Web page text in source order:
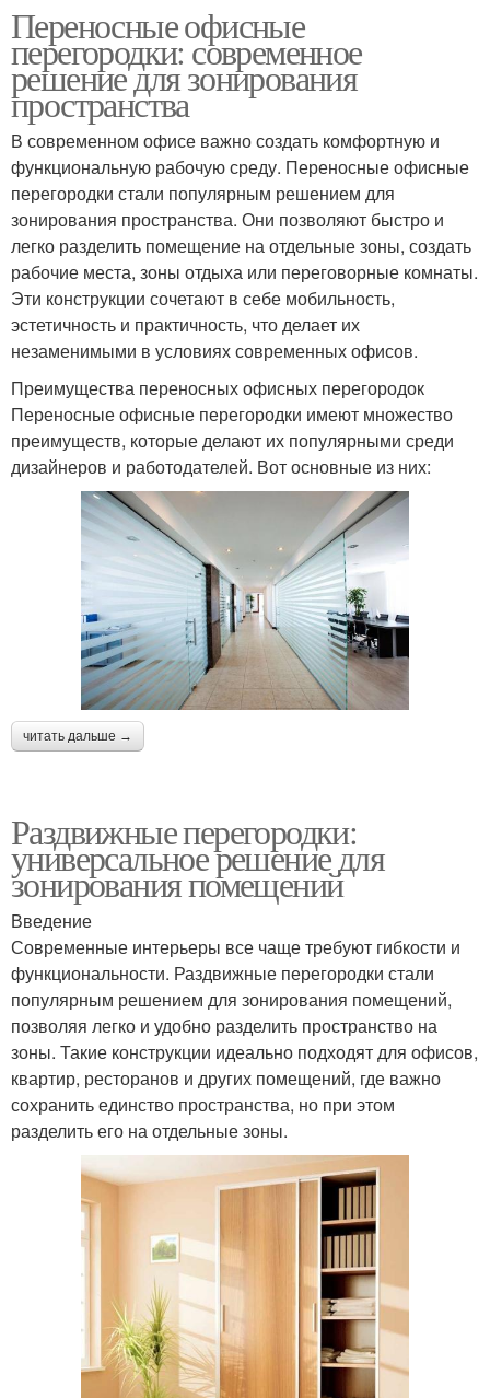
Переносные офисные
перегородки: современное
решение для зонирования
пространства
В современном офисе важно создать комфортную и
функциональную рабочую среду. Переносные офисные
перегородки стали популярным решением для
зонирования пространства. Они позволяют быстро и
легко разделить помещение на отдельные зоны, создать
рабочие места, зоны отдыха или переговорные комнаты.
Эти конструкции сочетают в себе мобильность,
эстетичность и практичность, что делает их
незаменимыми в условиях современных офисов.
Преимущества переносных офисных перегородок
Переносные офисные перегородки имеют множество
преимуществ, которые делают их популярными среди
дизайнеров и работодателей. Вот основные из них:
читать дальше →
Раздвижные перегородки:
универсальное решение для
зонирования помещений
Введение
Современные интерьеры все чаще требуют гибкости и
функциональности. Раздвижные перегородки стали
популярным решением для зонирования помещений,
позволяя легко и удобно разделить пространство на
зоны. Такие конструкции идеально подходят для офисов,
квартир, ресторанов и других помещений, где важно
сохранить единство пространства, но при этом
разделить его на отдельные зоны.